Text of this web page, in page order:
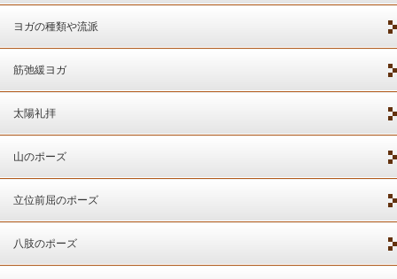
ヨガの種類や流派
筋弛緩ヨガ
太陽礼拝
山のポーズ
立位前屈のポーズ
八肢のポーズ